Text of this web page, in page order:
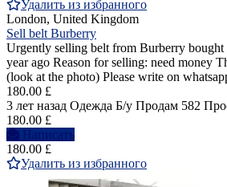
Удалить из избранного
London, United Kingdom
Sell belt Burberry
Urgently selling belt from Burberry
year ago Reason for selling: need money
(look at the photo) Please write on
180.00 £
3 лет назад Одежда Б/у Продам 582
180.00 £
Написать
180.00 £
Удалить из избранного